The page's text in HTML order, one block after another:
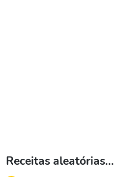
Receitas aleatórias...